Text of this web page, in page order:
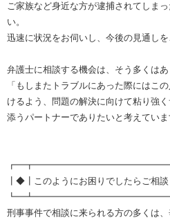
ご家族など身近な方が逮捕されてしま
い。
迅速に状況をお伺いし、今後の見通しを
弁護士に相談する機会は、そう多くはあ
「もしまたトラブルにあった際にはこ
けるよう、問題の解決に向けて粘り強
添うパートナーでありたいと考えていま
┃◆┃このようにお困りでしたらご相談
刑事事件で相談に来られる方の多くは